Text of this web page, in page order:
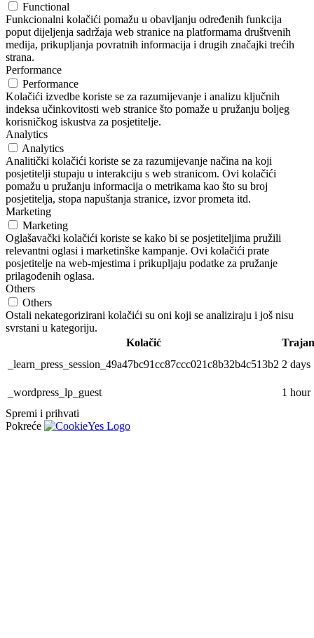
Functional
Funkcionalni kolačići pomažu u obavljanju određenih funkcija
poput dijeljenja sadržaja web stranice na platformama društvenih
medija, prikupljanja povratnih informacija i drugih značajki trećih
strana.
Performance
Performance
Kolačići izvedbe koriste se za razumijevanje i analizu ključnih
indeksa učinkovitosti web stranice što pomaže u pružanju boljeg
korisničkog iskustva za posjetitelje.
Analytics
Analytics
Analitički kolačići koriste se za razumijevanje načina na koji
posjetitelji stupaju u interakciju s web stranicom. Ovi kolačići
pomažu u pružanju informacija o metrikama kao što su broj
posjetitelja, stopa napuštanja stranice, izvor prometa itd.
Marketing
Marketing
Oglašavački kolačići koriste se kako bi se posjetiteljima pružili
relevantni oglasi i marketinške kampanje. Ovi kolačići prate
posjetitelje na web-mjestima i prikupljaju podatke za pružanje
prilagođenih oglasa.
Others
Others
Ostali nekategorizirani kolačići su oni koji se analiziraju i još nisu
svrstani u kategoriju.
Kolačić
_learn_press_session_49a47bc91cc87ccc021c8b32b4c513b2 2 days
_wordpress_lp_guest
1 hour
Spremi i prihvati
Pokreće